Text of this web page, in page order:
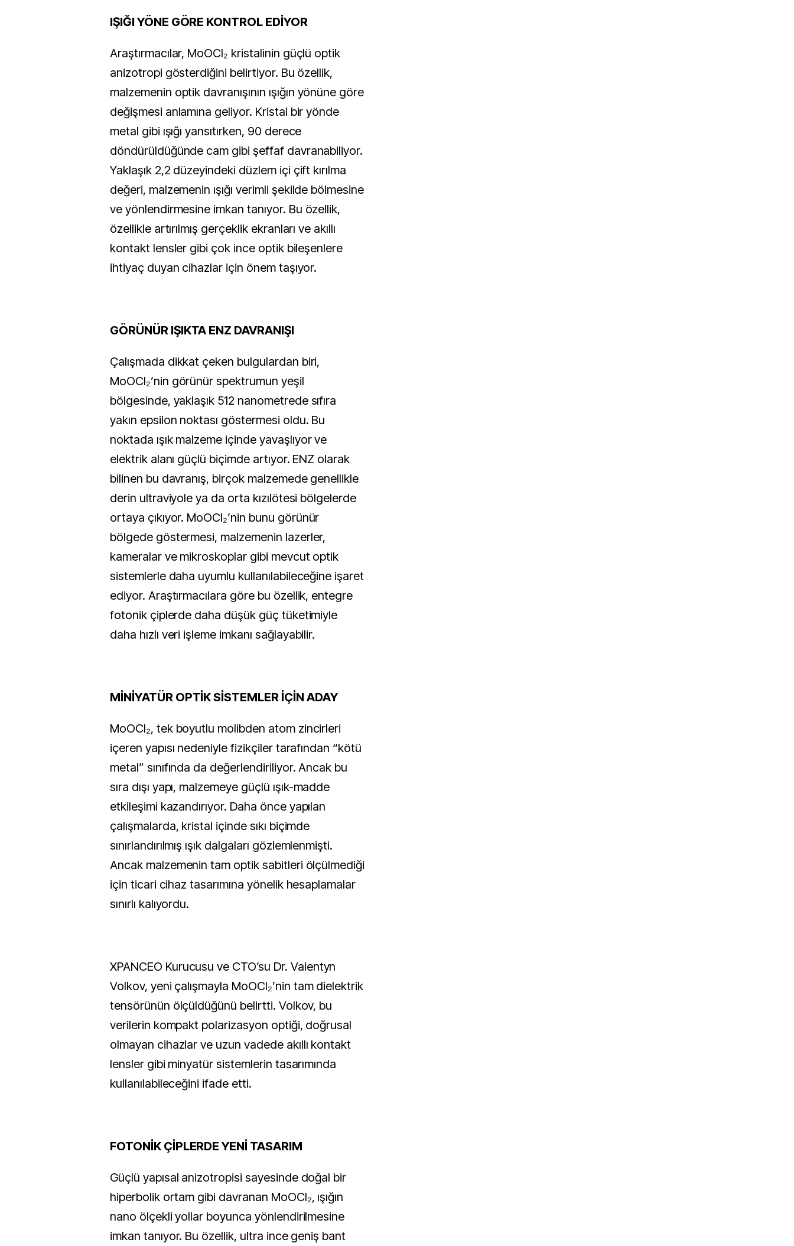
IŞIĞI YÖNE GÖRE KONTROL EDİYOR
Araştırmacılar, MoOCl₂ kristalinin güçlü optik
anizotropi gösterdiğini belirtiyor. Bu özellik,
malzemenin optik davranışının ışığın yönüne göre
değişmesi anlamına geliyor. Kristal bir yönde
metal gibi ışığı yansıtırken, 90 derece
döndürüldüğünde cam gibi şeffaf davranabiliyor.
Yaklaşık 2,2 düzeyindeki düzlem içi çift kırılma
değeri, malzemenin ışığı verimli şekilde bölmesine
ve yönlendirmesine imkan tanıyor. Bu özellik,
özellikle artırılmış gerçeklik ekranları ve akıllı
kontakt lensler gibi çok ince optik bileşenlere
ihtiyaç duyan cihazlar için önem taşıyor.
GÖRÜNÜR IŞIKTA ENZ DAVRANIŞI
Çalışmada dikkat çeken bulgulardan biri,
MoOCl₂’nin görünür spektrumun yeşil
bölgesinde, yaklaşık 512 nanometrede sıfıra
yakın epsilon noktası göstermesi oldu. Bu
noktada ışık malzeme içinde yavaşlıyor ve
elektrik alanı güçlü biçimde artıyor. ENZ olarak
bilinen bu davranış, birçok malzemede genellikle
derin ultraviyole ya da orta kızılötesi bölgelerde
ortaya çıkıyor. MoOCl₂’nin bunu görünür
bölgede göstermesi, malzemenin lazerler,
kameralar ve mikroskoplar gibi mevcut optik
sistemlerle daha uyumlu kullanılabileceğine işaret
ediyor. Araştırmacılara göre bu özellik, entegre
fotonik çiplerde daha düşük güç tüketimiyle
daha hızlı veri işleme imkanı sağlayabilir.
MİNİYATÜR OPTİK SİSTEMLER İÇİN ADAY
MoOCl₂, tek boyutlu molibden atom zincirleri
içeren yapısı nedeniyle fizikçiler tarafından “kötü
metal” sınıfında da değerlendiriliyor. Ancak bu
sıra dışı yapı, malzemeye güçlü ışık-madde
etkileşimi kazandırıyor. Daha önce yapılan
çalışmalarda, kristal içinde sıkı biçimde
sınırlandırılmış ışık dalgaları gözlemlenmişti.
Ancak malzemenin tam optik sabitleri ölçülmediği
için ticari cihaz tasarımına yönelik hesaplamalar
sınırlı kalıyordu.
XPANCEO Kurucusu ve CTO’su Dr. Valentyn
Volkov, yeni çalışmayla MoOCl₂’nin tam dielektrik
tensörünün ölçüldüğünü belirtti. Volkov, bu
verilerin kompakt polarizasyon optiği, doğrusal
olmayan cihazlar ve uzun vadede akıllı kontakt
lensler gibi minyatür sistemlerin tasarımında
kullanılabileceğini ifade etti.
FOTONİK ÇİPLERDE YENİ TASARIM
Güçlü yapısal anizotropisi sayesinde doğal bir
hiperbolik ortam gibi davranan MoOCl₂, ışığın
nano ölçekli yollar boyunca yönlendirilmesine
imkan tanıyor. Bu özellik, ultra ince geniş bant